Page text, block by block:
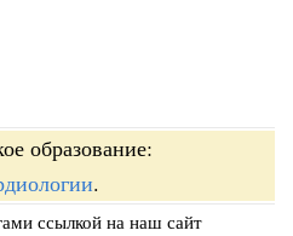
образование:
.
ссылкой на наш сайт